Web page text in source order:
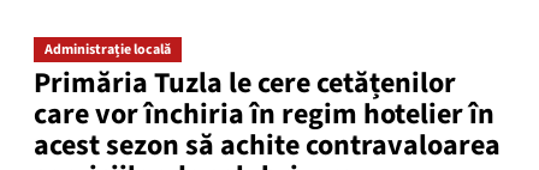
Administrație locală
Primăria Tuzla le cere cetățenilor
care vor închiria în regim hotelier în
acest sezon să achite contravaloarea